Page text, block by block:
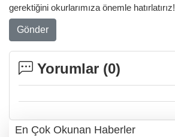
gerektiğini okurlarımıza önemle hatırlatırız!
Gönder
Yorumlar (0)
En Çok Okunan Haberler